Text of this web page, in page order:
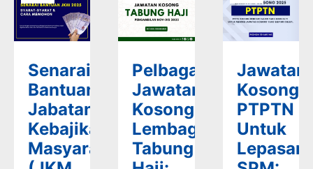
Senarai
Bantuan
Jabatan
Kebajikan
Masyarakat
Pelbagai
Jawatan
Kosong
Lembaga
Tabung
Jawatan
Kosong
PTPTN
Untuk
Lepasan